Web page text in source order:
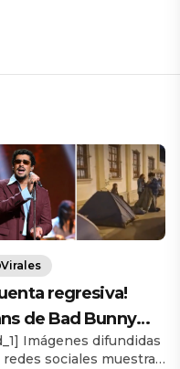
Virales
regresiva!
de Bad Bunny
fuera del
Imágenes difundidas
redes sociales muestran